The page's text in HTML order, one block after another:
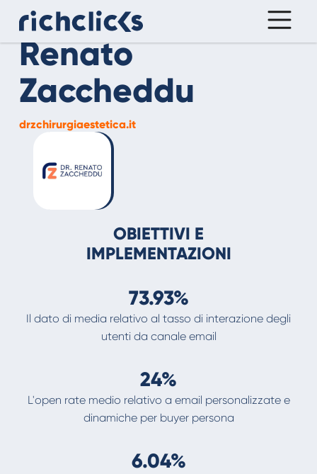
Renato
Zaccheddu
drzchirurgiaestetica.it
OBIETTIVI E
IMPLEMENTAZIONI
73.93%
Il dato di media relativo al tasso di interazione degli
utenti da canale email
24%
L'open rate medio relativo a email personalizzate e
dinamiche per buyer persona
6.04%